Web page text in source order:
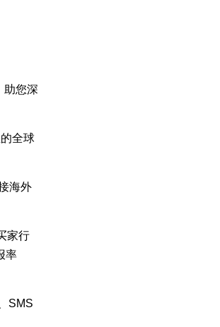
助您深
全球
海外
家行
率
SMS